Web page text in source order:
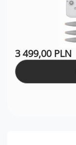
3 499,00 PLN